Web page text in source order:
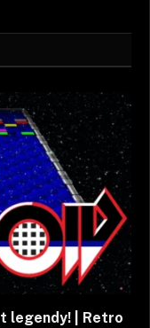
legendy! | Retro